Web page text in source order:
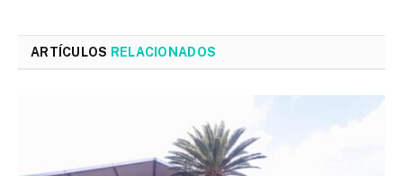
ARTÍCULOS RELACIONADOS